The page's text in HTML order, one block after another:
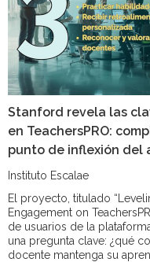
Stanford revela las
en TeachersPRO:
punto de inflexión del
Instituto Escalae
El proyecto, titulado
Engagement on
de usuarios de la
una pregunta clave: ¿qué
docente mantenga su